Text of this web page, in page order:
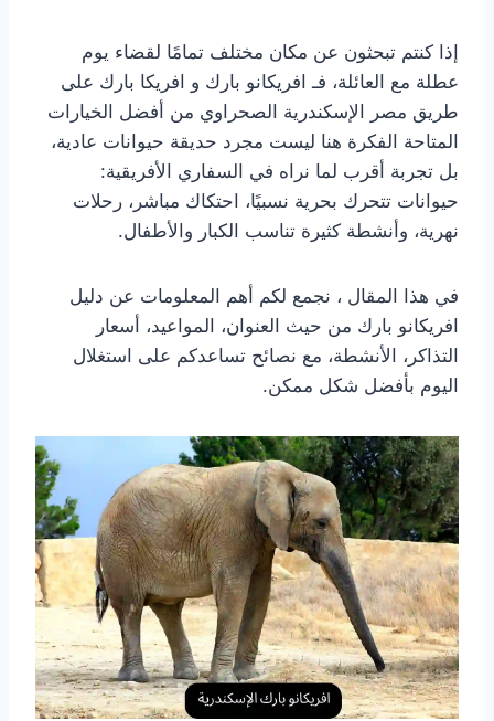
إذا كنتم تبحثون عن مكان مختلف تمامًا لقضاء يوم
عطلة مع العائلة، فـ افريكانو بارك و افريكا بارك على
طريق مصر الإسكندرية الصحراوي من أفضل الخيارات
المتاحة الفكرة هنا ليست مجرد حديقة حيوانات عادية،
بل تجربة أقرب لما نراه في السفاري الأفريقية:
حيوانات تتحرك بحرية نسبيًا، احتكاك مباشر، رحلات
نهرية، وأنشطة كثيرة تناسب الكبار والأطفال.
في هذا المقال ، نجمع لكم أهم المعلومات عن دليل
افريكانو بارك من حيث العنوان، المواعيد، أسعار
التذاكر، الأنشطة، مع نصائح تساعدكم على استغلال
اليوم بأفضل شكل ممكن.